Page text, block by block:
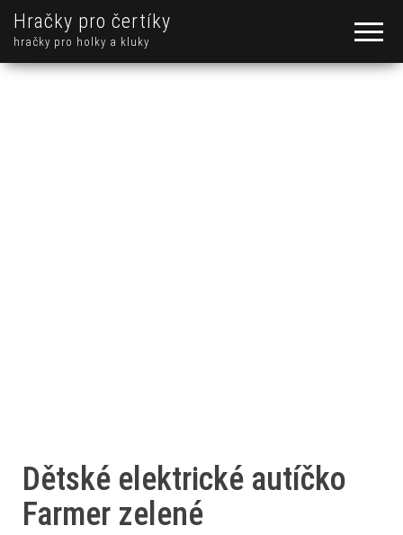
Hračky pro čertíky
hračky pro holky a kluky
Dětské elektrické autíčko
Farmer zelené